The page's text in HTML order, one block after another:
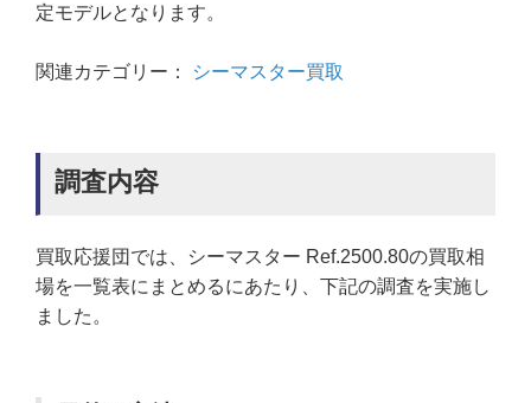
定モデルとなります。
関連カテゴリー： シーマスター買取
調査内容
買取応援団では、シーマスター Ref.2500.80の買取相
場を一覧表にまとめるにあたり、下記の調査を実施し
ました。